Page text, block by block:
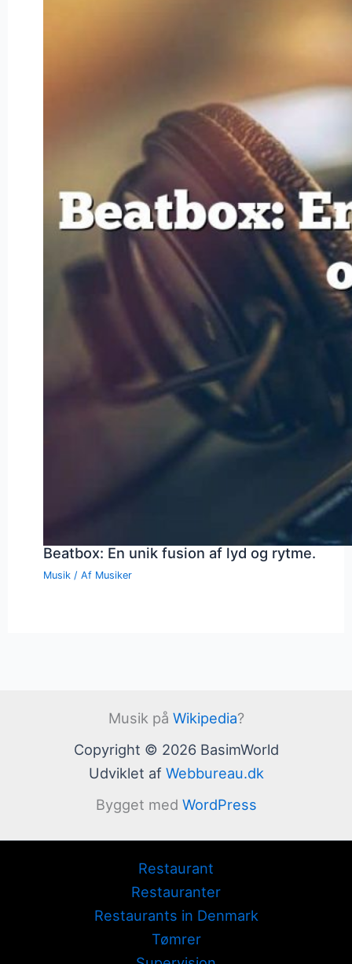
Beatbox: En unik fusion af lyd og rytme.
Musik / Af Musiker
Musik på Wikipedia?
Copyright © 2026 BasimWorld
Udviklet af Webbureau.dk
Bygget med WordPress
Restaurant
Restauranter
Restaurants in Denmark
Tømrer